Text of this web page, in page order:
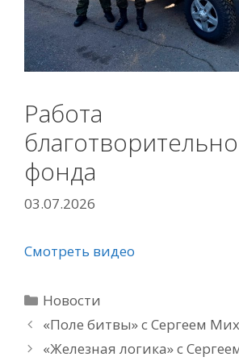
Работа
фонда
03.07.2026
Смотреть видео
Рубрики
Новости
«Поле битвы» с Сергеем
«Железная логика» с